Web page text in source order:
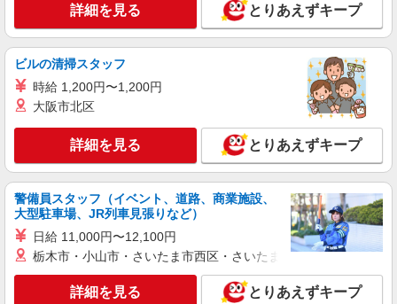
時給1,200円 交通費：既定支給
栃木県足利市
キープ 詳細を見る
派遣社員
株式会社テクノ・サービス/お仕事No/0916790
自動車部品加工
時給1300円交通費全額支給
栃木県足利市 ＊車・バイク通勤OK
キープ 詳細を見る
派遣社員
株式会社綜合キャリアオプション（1314VJ0805G17★2-N-T4）
詳細を見る とりあえずキープ
ビルの清掃スタッフ
時給 1,200円〜1,200円
大阪市北区
詳細を見る とりあえずキープ
警備員スタッフ（イベント、道路、商業施設、
大型駐車場、JR列車見張りなど）
日給 11,000円〜12,100円
栃木市・小山市・さいたま市西区・さいたま市岩槻区・久喜市・
詳細を見る とりあえずキープ